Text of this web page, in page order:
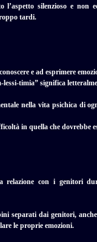
silenzioso e non
tardi.
e ad esprimere
timia” significa
nella vita psichica di
in quella che dovrebbe
relazione con i genitori
separati dai genitori,
le proprie emozioni.